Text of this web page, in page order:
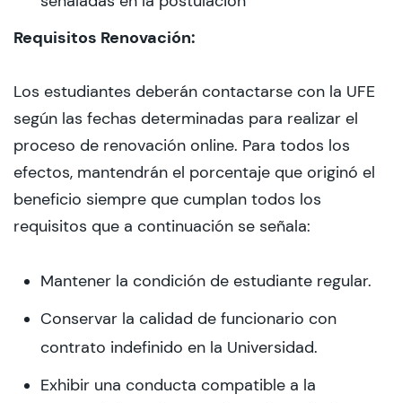
Requisitos Renovación:
Los estudiantes deberán contactarse con la UFE
según las fechas determinadas para realizar el
proceso de renovación online. Para todos los
efectos, mantendrán el porcentaje que originó el
beneficio siempre que cumplan todos los
requisitos que a continuación se señala:
Mantener la condición de estudiante regular.
Conservar la calidad de funcionario con
contrato indefinido en la Universidad.
Exhibir una conducta compatible a la